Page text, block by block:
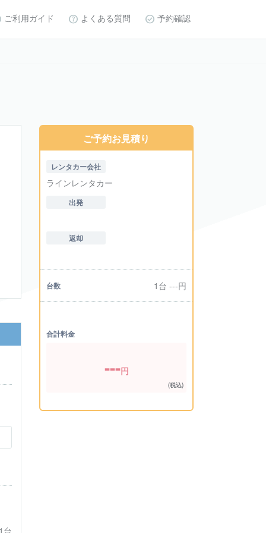
ご利用ガイド よくある質問 予約確認
台
ご予約お見積り
レンタカー会社
ラインレンタカー
出発
返却
台数 1台 ---円
合計料金
---円
(税込)